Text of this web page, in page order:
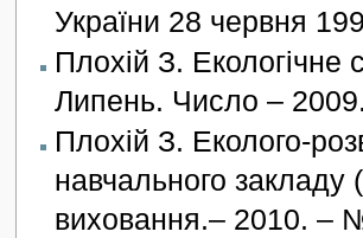
України 28 червня
Плохій З. Екологічне
Липень. Число –
Плохій З. Еколого-
навчального закладу
виховання.– 2010. –